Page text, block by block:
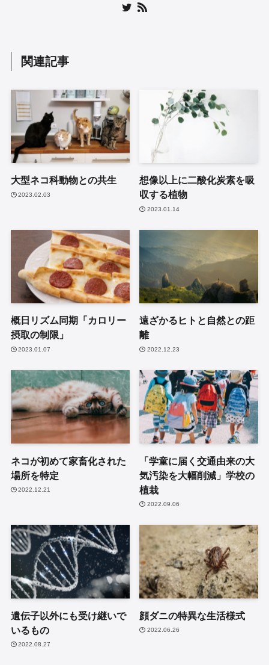
関連記事
大型ネコ科動物との共生
2023.02.03
想像以上に二酸化炭素を吸
収する植物
2023.01.14
概日リズム同期「カロリー
摂取の制限」
2023.01.07
遠ざかるヒトと自然との距
離
2022.12.23
ネコが初めて家畜化された
場所を特定
2022.12.21
「学童に届く交通由来の大
気汚染を大幅削減」学校の
植栽
2022.09.06
遺伝子以外にも受け継いで
いるもの
2022.08.27
顔ダニの特異な生活様式
2022.06.26